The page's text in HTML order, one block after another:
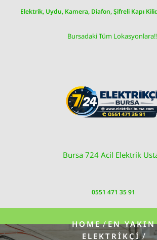
Elektrik, Uydu, Kamera, Diafon, Şifreli Kapı
Bursadaki Tüm
Bursa 724 Acil Elektrik
0551 471 35 91
HOME/EN YAKIN
ELEKTRIKÇI/